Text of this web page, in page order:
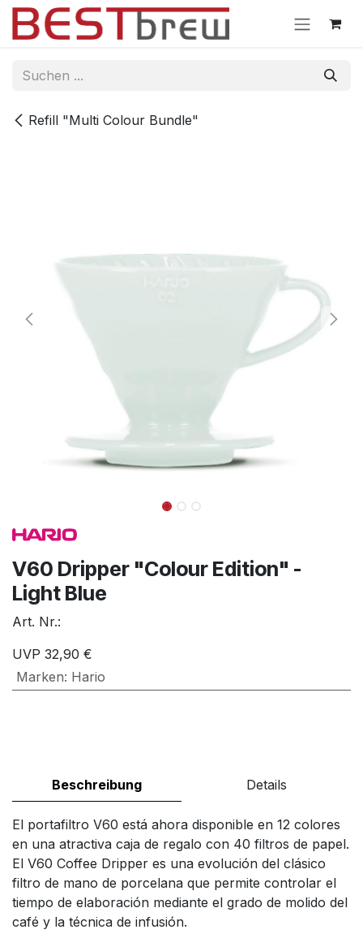
Zum Inhalt springen
Refill "Multi Colour Bundle"
V60 Dripper "Colour Edition" -
Light Blue
Art. Nr.:
UVP 32,90 €
Marken: Hario
Beschreibung Details
El portafiltro V60 está ahora disponible en 12 colores
en una atractiva caja de regalo con 40 filtros de papel.
El V60 Coffee Dripper es una evolución del clásico
filtro de mano de porcelana que permite controlar el
tiempo de elaboración mediante el grado de molido del
café y la técnica de infusión.